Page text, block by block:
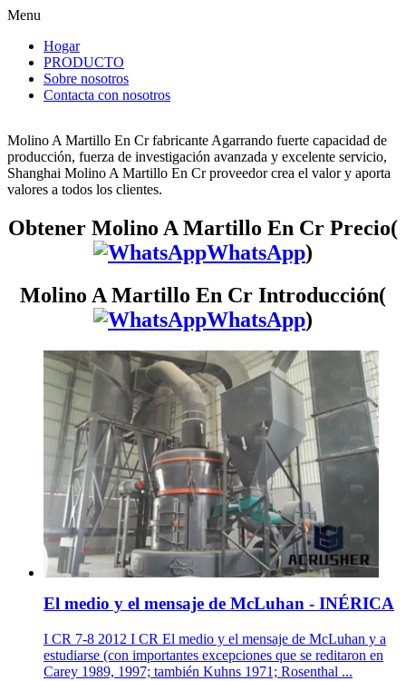
Menu
Hogar
PRODUCTO
Sobre nosotros
Contacta con nosotros
Molino A Martillo En Cr fabricante Agarrando fuerte capacidad de
producción, fuerza de investigación avanzada y excelente servicio,
Shanghai Molino A Martillo En Cr proveedor crea el valor y aporta
valores a todos los clientes.
Obtener Molino A Martillo En Cr Precio(
WhatsApp)
Molino A Martillo En Cr Introducción(
WhatsApp)
El medio y el mensaje de McLuhan - INÉRICA
I CR 7-8 2012 I CR El medio y el mensaje de McLuhan y a
estudiarse (con importantes excepciones que se reditaron en
Carey 1989, 1997; también Kuhns 1971; Rosenthal ...